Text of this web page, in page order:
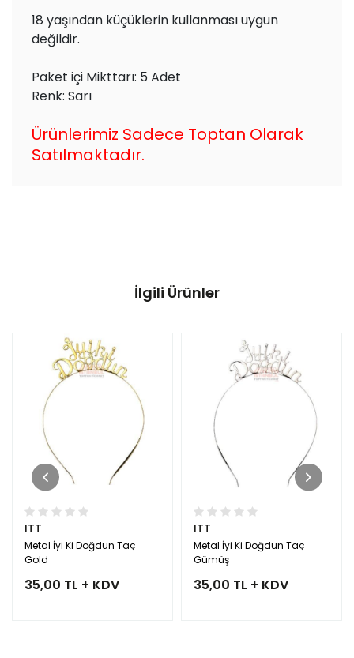
18 yaşından küçüklerin kullanması uygun
değildir.
Paket içi Mikttarı: 5 Adet
Renk: Sarı
Ürünlerimiz Sadece Toptan Olarak
Satılmaktadır.
İlgili Ürünler
ITT
Metal İyi Ki Doğdun Taç
Gold
35,00 TL + KDV
ITT
Metal İyi Ki Doğdun Taç
Gümüş
35,00 TL + KDV